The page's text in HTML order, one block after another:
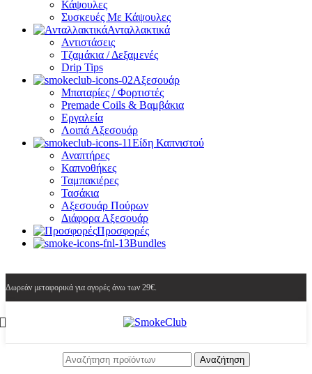
Κάψουλες
Συσκευές Με Κάψουλες
Ανταλλακτικά
Αντιστάσεις
Τζαμάκια / Δεξαμενές
Drip Tips
Αξεσουάρ
Μπαταρίες / Φορτιστές
Premade Coils & Βαμβάκια
Εργαλεία
Λοιπά Αξεσουάρ
Είδη Καπνιστού
Αναπτήρες
Καπνοθήκες
Ταμπακιέρες
Τασάκια
Αξεσουάρ Πούρων
Διάφορα Αξεσουάρ
Προσφορές
Bundles
Δωρεάν μεταφορικά για αγορές άνω των 29€.
Αναζήτηση